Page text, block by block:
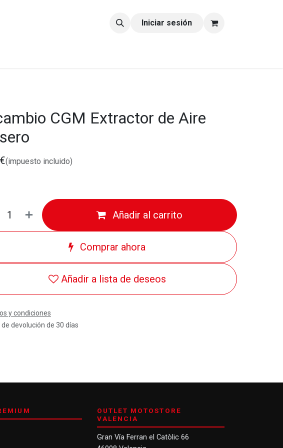
Iniciar sesión
CGM Extractor de Aire
€(impuesto incluido)
Añadir al carrito
Comprar ahora
Añadir a lista de deseos
y condiciones
devolución de 30 días
OUTLET MOTOSTORE
VALENCIA
Gran Vía Ferran el Catòlic 66